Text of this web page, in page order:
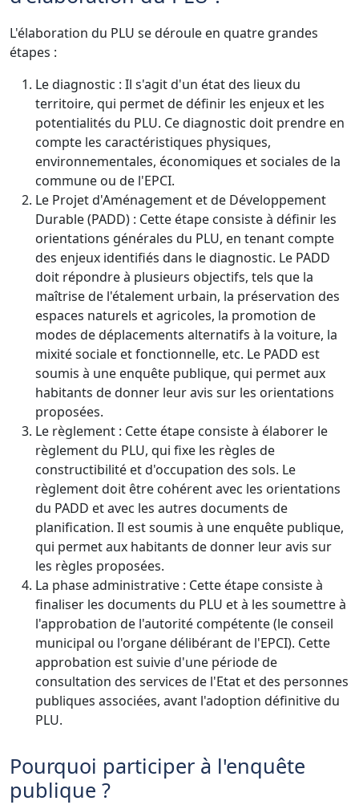
L'élaboration du PLU se déroule en quatre grandes
étapes :
Le diagnostic : Il s'agit d'un état des lieux du
territoire, qui permet de définir les enjeux et les
potentialités du PLU. Ce diagnostic doit prendre en
compte les caractéristiques physiques,
environnementales, économiques et sociales de la
commune ou de l'EPCI.
Le Projet d'Aménagement et de Développement
Durable (PADD) : Cette étape consiste à définir les
orientations générales du PLU, en tenant compte
des enjeux identifiés dans le diagnostic. Le PADD
doit répondre à plusieurs objectifs, tels que la
maîtrise de l'étalement urbain, la préservation des
espaces naturels et agricoles, la promotion de
modes de déplacements alternatifs à la voiture, la
mixité sociale et fonctionnelle, etc. Le PADD est
soumis à une enquête publique, qui permet aux
habitants de donner leur avis sur les orientations
proposées.
Le règlement : Cette étape consiste à élaborer le
règlement du PLU, qui fixe les règles de
constructibilité et d'occupation des sols. Le
règlement doit être cohérent avec les orientations
du PADD et avec les autres documents de
planification. Il est soumis à une enquête publique,
qui permet aux habitants de donner leur avis sur
les règles proposées.
La phase administrative : Cette étape consiste à
finaliser les documents du PLU et à les soumettre à
l'approbation de l'autorité compétente (le conseil
municipal ou l'organe délibérant de l'EPCI). Cette
approbation est suivie d'une période de
consultation des services de l'Etat et des personnes
publiques associées, avant l'adoption définitive du
PLU.
Pourquoi participer à l'enquête
publique ?